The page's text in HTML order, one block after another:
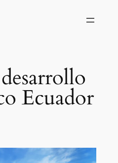
desarrollo
Ecuador